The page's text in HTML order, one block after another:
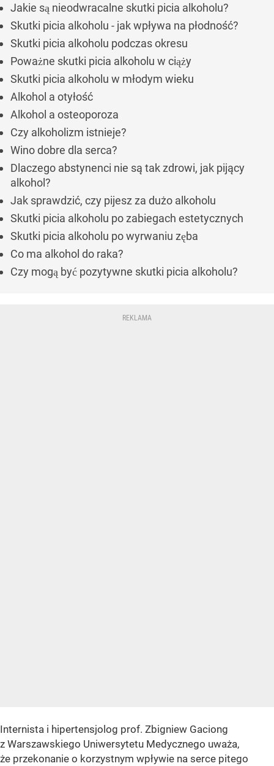
Jakie są nieodwracalne skutki picia alkoholu?
Skutki picia alkoholu - jak wpływa na płodność?
Skutki picia alkoholu podczas okresu
Poważne skutki picia alkoholu w ciąży
Skutki picia alkoholu w młodym wieku
Alkohol a otyłość
Alkohol a osteoporoza
Czy alkoholizm istnieje?
Wino dobre dla serca?
Dlaczego abstynenci nie są tak zdrowi, jak pijący
alkohol?
Jak sprawdzić, czy pijesz za dużo alkoholu
Skutki picia alkoholu po zabiegach estetycznych
Skutki picia alkoholu po wyrwaniu zęba
Co ma alkohol do raka?
Czy mogą być pozytywne skutki picia alkoholu?
Internista i hipertensjolog prof. Zbigniew Gaciong
z Warszawskiego Uniwersytetu Medycznego uważa,
że przekonanie o korzystnym wpływie na serce pitego